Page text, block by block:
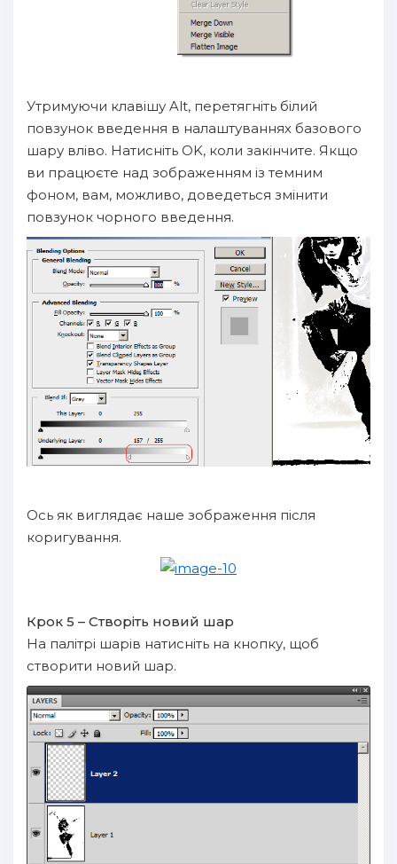
Утримуючи клавішу Alt, перетягніть білий
повзунок введення в налаштуваннях базового
шару вліво. Натисніть OK, коли закінчите. Якщо
ви працюєте над зображенням із темним
фоном, вам, можливо, доведеться змінити
повзунок чорного введення.
Ось як виглядає наше зображення після
коригування.
Крок 5 – Створіть новий шар
На палітрі шарів натисніть на кнопку, щоб
створити новий шар.